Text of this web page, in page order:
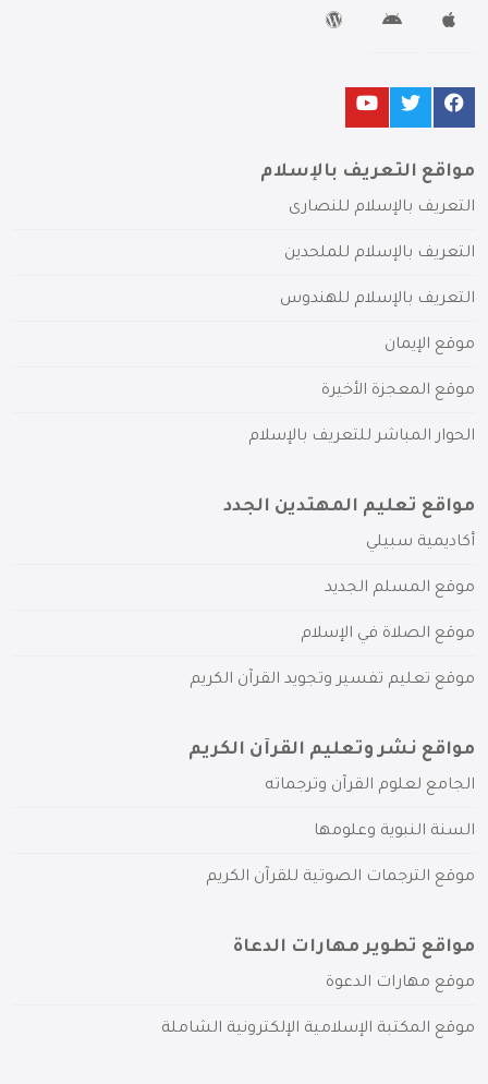
مواقع التعريف بالإسلام
التعريف بالإسلام للنصارى
التعريف بالإسلام للملحدين
التعريف بالإسلام للهندوس
موقع الإيمان
موقع المعجزة الأخيرة
الحوار المباشر للتعريف بالإسلام
مواقع تعليم المهتدين الجدد
أكاديمية سبيلي
موقع المسلم الجديد
موقع الصلاة في الإسلام
موقع تعليم تفسير وتجويد القرآن الكريم
مواقع نشر وتعليم القرآن الكريم
الجامع لعلوم القرآن وترجماته
السنة النبوية وعلومها
موقع الترجمات الصوتية للقرآن الكريم
مواقع تطوير مهارات الدعاة
موقع مهارات الدعوة
موقع المكتبة الإسلامية الإلكترونية الشاملة